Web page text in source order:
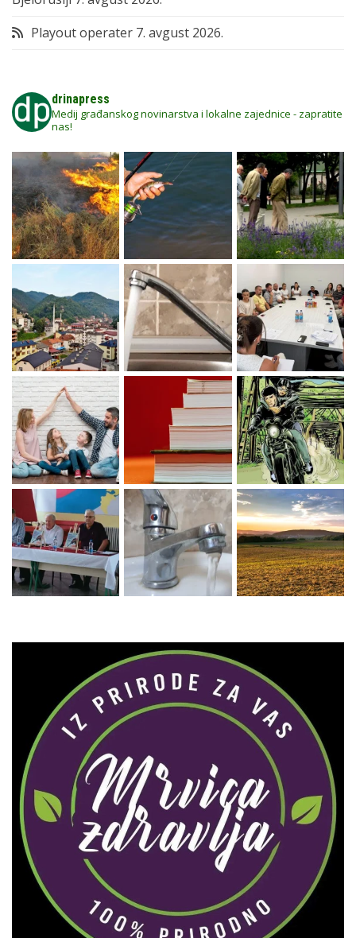
Playout operater 7. avgust 2026.
drinapress
Medij građanskog novinarstva i lokalne zajednice - zapratite
nas!